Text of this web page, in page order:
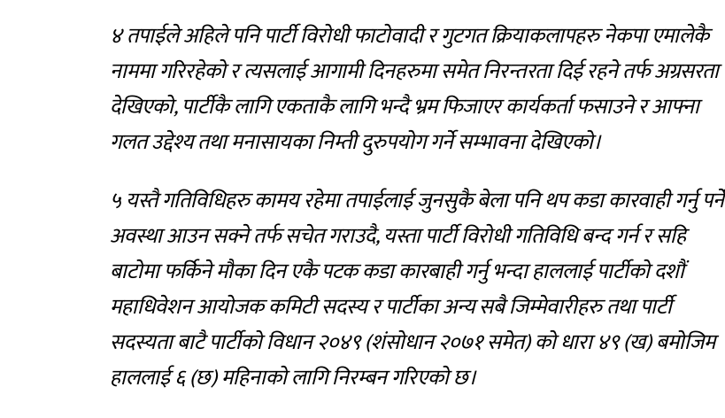
४ तपाईले अहिले पनि पार्टी विरोधी फाटोवादी र गुटगत क्रियाकलापहरु नेकपा एमालेकै
नाममा गरिरहेको र त्यसलाई आगामी दिनहरुमा समेत निरन्तरता दिई रहने तर्फ अग्रसरता
देखिएको, पार्टीकै लागि एकताकै लागि भन्दै भ्रम फिजाएर कार्यकर्ता फसाउने र आफ्ना
गलत उद्देश्य तथा मनासायका निम्ती दुरुपयोग गर्ने सम्भावना देखिएको।
५ यस्तै गतिविधिहरु कामय रहेमा तपाईलाई जुनसुकै बेला पनि थप कडा कारवाही गर्नु पर्ने
अवस्था आउन सक्ने तर्फ सचेत गराउदै, यस्ता पार्टी विरोधी गतिविधि बन्द गर्न र सहि
बाटोमा फर्किने मौका दिन एकै पटक कडा कारबाही गर्नु भन्दा हाललाई पार्टीको दशौं
महाधिवेशन आयोजक कमिटी सदस्य र पार्टीका अन्य सबै जिम्मेवारीहरु तथा पार्टी
सदस्यता बाटै पार्टीको विधान २०४९ (शंसोधान २०७१ समेत) को धारा ४९ (ख) बमोजिम
हाललाई ६ (छ) महिनाको लागि निरम्बन गरिएको छ।